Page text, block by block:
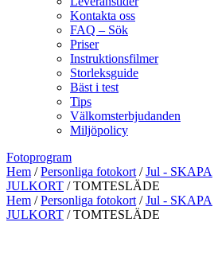
Kontakta oss
FAQ – Sök
Priser
Instruktionsfilmer
Storleksguide
Bäst i test
Tips
Välkomsterbjudanden
Miljöpolicy
Fotoprogram
Hem /Personliga fotokort /Jul - SKAPA
JULKORT / TOMTESLÄDE
Hem /Personliga fotokort /Jul - SKAPA
JULKORT / TOMTESLÄDE